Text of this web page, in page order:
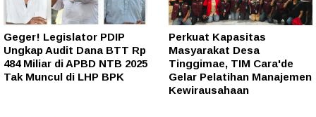
Geger! Legislator PDIP
Ungkap Audit Dana BTT Rp
484 Miliar di APBD NTB 2025
Tak Muncul di LHP BPK
Perkuat Kapasitas
Masyarakat Desa
Tinggimae, TIM Cara'de
Gelar Pelatihan Manajemen
Kewirausahaan